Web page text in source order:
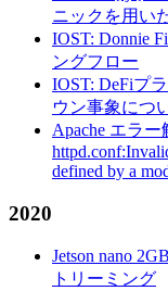
ニックを用い
IOST: Donnie
ングフロー
IOST: DeFiプ
ウン事象につ
Apache エラー
defined by a
2020
Jetson nano
トリーミング